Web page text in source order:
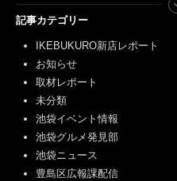
記事カテゴリー
IKEBUKURO新店レポート
お知らせ
取材レポート
未分類
池袋イベント情報
池袋グルメ発見部
池袋ニュース
豊島区広報課配信